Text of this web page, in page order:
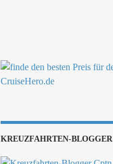
KREUZFAHRTEN-